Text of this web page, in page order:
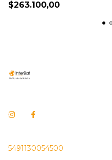
$263.100,00
5491130054500